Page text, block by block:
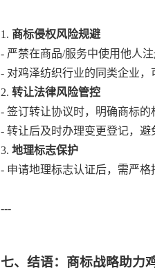
1. 商标侵权风险规避
- 严禁在商品/服务中使用他人
- 对鸡泽纺织行业的同类企业，
2. 转让法律风险管控
- 签订转让协议时，明确商标的
- 转让后及时办理变更登记，避
3. 地理标志保护
- 申请地理标志认证后，需严格
---
七、结语：商标战略助力